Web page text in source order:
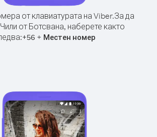
от клавиатурата на Viber.За да
от Ботсвана, наберете както
+56 + Местен номер